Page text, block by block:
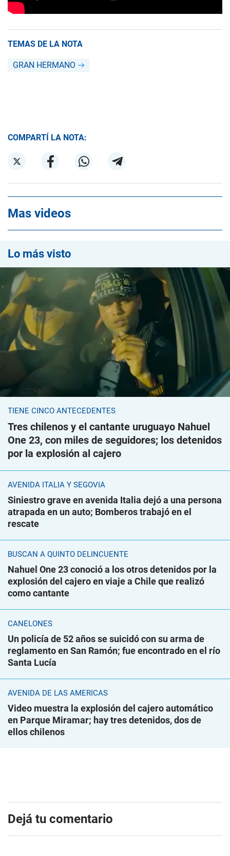
TEMAS DE LA NOTA
GRAN HERMANO
COMPARTÍ LA NOTA:
Mas videos
Lo más visto
TIENE CINCO ANTECEDENTES
Tres chilenos y el cantante uruguayo Nahuel
One 23, con miles de seguidores; los detenidos
por la explosión al cajero
AVENIDA ITALIA Y SEGOVIA
Siniestro grave en avenida Italia dejó a una persona
atrapada en un auto; Bomberos trabajó en el
rescate
BUSCAN A QUINTO DELINCUENTE
Nahuel One 23 conoció a los otros detenidos por la
explosión del cajero en viaje a Chile que realizó
como cantante
CANELONES
Un policía de 52 años se suicidó con su arma de
reglamento en San Ramón; fue encontrado en el río
Santa Lucía
AVENIDA DE LAS AMÉRICAS
Video muestra la explosión del cajero automático
en Parque Miramar; hay tres detenidos, dos de
ellos chilenos
Dejá tu comentario